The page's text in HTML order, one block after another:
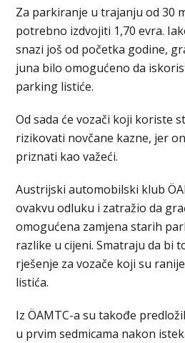
Za parkiranje u trajanju od 30
potrebno izdvojiti 1,70 evra.
snazi još od početka godine,
juna bilo omogućeno da
parking listiće.
Od sada će vozači koji koriste
rizikovati novčane kazne, jer
priznati kao važeći.
Austrijski automobilski klub
ovakvu odluku i zatražio da
omogućena zamjena starih
razlike u cijeni. Smatraju da bi
rješenje za vozače koji su
listića.
Iz ÖAMTC-a su takođe
u prvim sedmicama nakon